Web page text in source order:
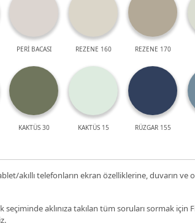
PERİ BACASI REZENE 160 REZENE 170
KAKTÜS 30 KAKTÜS 15 RÜZGAR 155
akıllı telefonların ekran özelliklerine, duvarın ve
aklınıza takılan tüm soruları sormak için